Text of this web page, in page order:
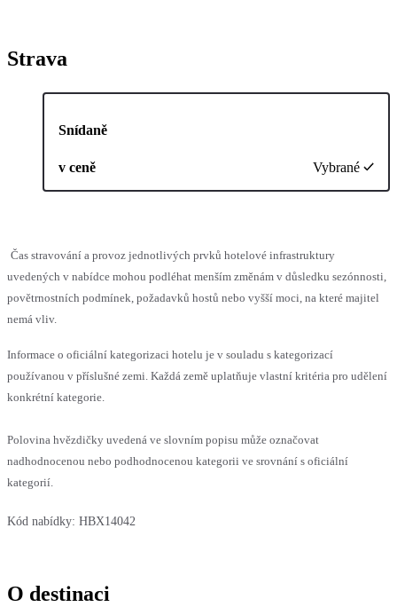
Strava
Snídaně
v ceně Vybrané
Čas stravování a provoz jednotlivých prvků hotelové infrastruktury
uvedených v nabídce mohou podléhat menším změnám v důsledku sezónnosti,
povětrnostních podmínek, požadavků hostů nebo vyšší moci, na které majitel
nemá vliv.
Informace o oficiální kategorizaci hotelu je v souladu s kategorizací
používanou v příslušné zemi. Každá země uplatňuje vlastní kritéria pro udělení
konkrétní kategorie.
Polovina hvězdičky uvedená ve slovním popisu může označovat
nadhodnocenou nebo podhodnocenou kategorii ve srovnání s oficiální
kategorií.
Kód nabídky: HBX14042
O destinaci